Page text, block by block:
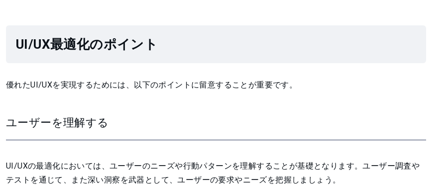
UI/UX最適化のポイント
優れたUI/UXを実現するためには、以下のポイントに留意することが重要です。
ユーザーを理解する
UI/UXの最適化においては、ユーザーのニーズや行動パターンを理解することが基礎となります。ユーザー調査や
テストを通じて、また深い洞察を武器として、ユーザーの要求やニーズを把握しましょう。